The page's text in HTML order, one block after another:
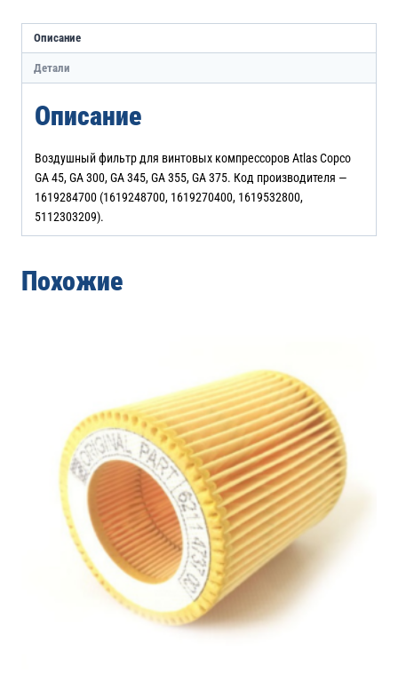
Описание
Детали
Описание
Воздушный фильтр для винтовых компрессоров Atlas Copco
GA 45, GA 300, GA 345, GA 355, GA 375. Код производителя —
1619284700 (1619248700, 1619270400, 1619532800,
5112303209).
Похожие